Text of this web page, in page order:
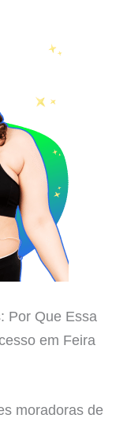
Por Que Essa
em Feira
moradoras de